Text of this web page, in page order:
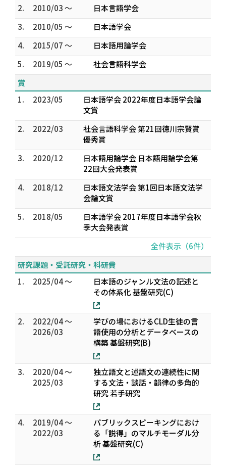
2.
2010/03 ～
日本言語学会
3.
2010/05 ～
日本語学会
4.
2015/07 ～
日本語用論学会
5.
2019/05 ～
社会言語科学会
賞
1.
2023/05
日本語学会 2022年度日本語学会論
文賞
2.
2022/03
社会言語科学会 第21回徳川宗賢賞
優秀賞
3.
2020/12
日本語用論学会 日本語用論学会第
22回大会発表賞
4.
2018/12
日本語文法学会 第1回日本語文法学
会論文賞
5.
2018/05
日本語学会 2017年度日本語学会秋
季大会発表賞
全件表示（6件）
研究課題・受託研究・科研費
1.
2025/04 ～
日本語のジャンル文法の記述と
その体系化 基盤研究(C)
2.
2022/04 ～
2026/03
学びの場におけるCLD生徒の言
語使用の分析とデータベースの
構築 基盤研究(B)
3.
2020/04 ～
2025/03
独立語文と述語文の連続性に関
する文法・談話・韻律の多角的
研究 若手研究
4.
2019/04 ～
2022/03
パブリックスピーキングにおけ
る「説得」のマルチモーダル分
析 基盤研究(C)